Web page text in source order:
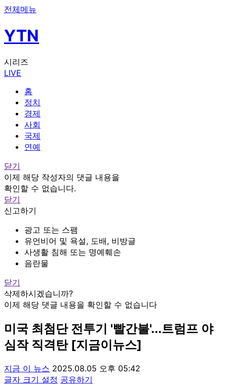
전체메뉴
YTN
시리즈
LIVE
홈
정치
경제
사회
국제
연예
닫기
이제 해당 작성자의 댓글 내용을
확인할 수 없습니다.
닫기
신고하기
광고 또는 스팸
유언비어 및 욕설, 도배, 비방글
사생활 침해 또는 명예훼손
음란물
닫기
삭제하시겠습니까?
이제 해당 댓글 내용을 확인할 수 없습니다
미국 최첨단 전투기 '빨간불'...트럼프 야
심작 직격탄 [지금이뉴스]
지금 이 뉴스 2025.08.05 오후 05:42
글자 크기 설정 공유하기